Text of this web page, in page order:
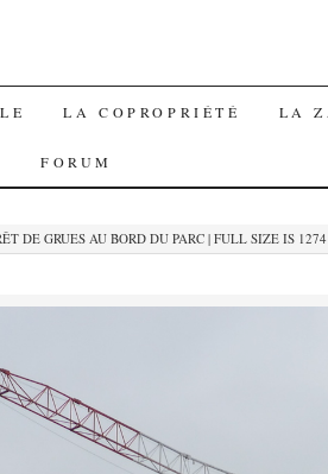
LA COPROPRIÉTÉ LA
FORUM
DE GRUES AU BORD DU PARC | FULL SIZE IS